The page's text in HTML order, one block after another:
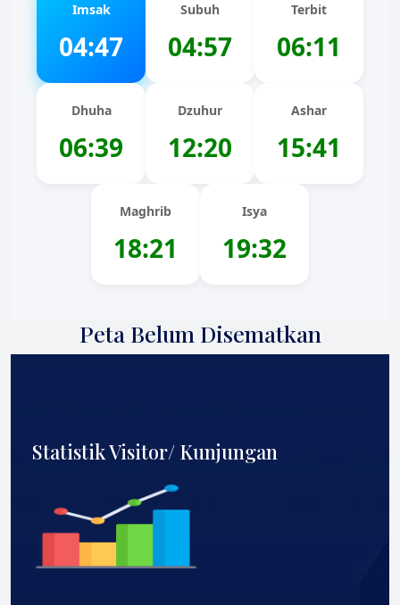
Imsak
04:47
Subuh
04:57
Terbit
06:11
Dhuha
06:39
Dzuhur
12:20
Ashar
15:41
Maghrib
18:21
Isya
19:32
Peta Belum Disematkan
Statistik Visitor/ Kunjungan